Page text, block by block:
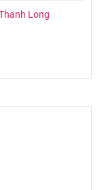
Long